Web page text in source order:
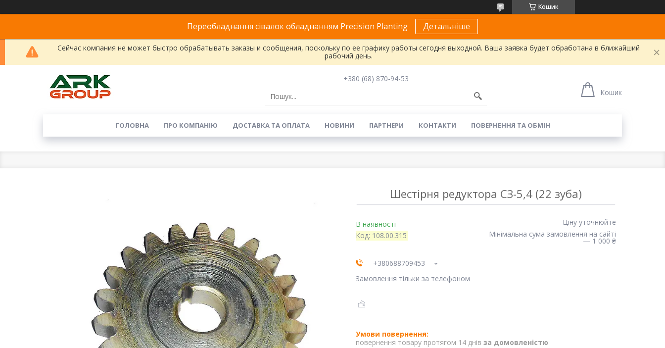
Кошик
Переобладнання сівалок обладнанням Precision Planting Детальніше
Сейчас компания не может быстро обрабатывать заказы и сообщения, поскольку по ее графику работы сегодня выходной. Ваша заявка будет обработана в ближайший
рабочий день.
+380 (68) 870-94-53
Кошик
ГОЛОВНА ПРО КОМПАНІЮ ДОСТАВКА ТА ОПЛАТА НОВИНИ ПАРТНЕРИ КОНТАКТИ ПОВЕРНЕННЯ ТА ОБМІН
Шестірня редуктора СЗ-5,4 (22 зуба)
В наявності
Код: 108.00.315
Ціну уточнюйте
Мінімальна сума замовлення на сайті
— 1 000 ₴
+380688709453
Замовлення тільки за телефоном
повернення товару протягом 14 днів за домовленістю